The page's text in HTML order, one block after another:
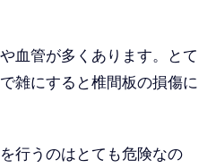
血管が多くあります。とて
雑にすると椎間板の損傷に
行うのはとても危険なの